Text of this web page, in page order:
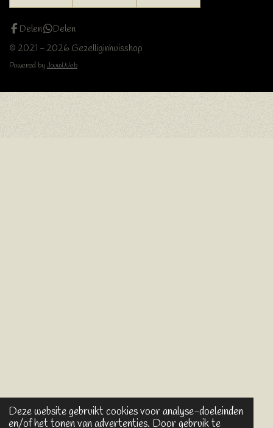
Deze website gebruikt cookies voor analyse-doeleinden
en/of het tonen van advertenties. Door gebruik te
Delen
Delen
© 2021 - 2026 Gezelliginhuisshop
Powered by JouwWeb